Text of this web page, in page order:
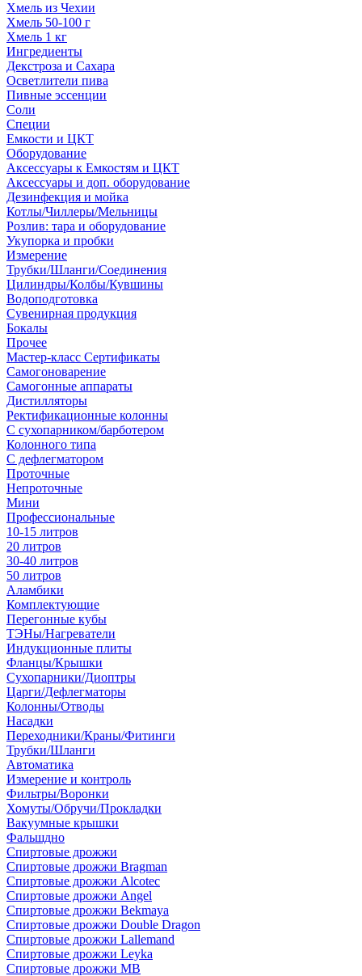
Хмель из Чехии
Хмель 50-100 г
Хмель 1 кг
Ингредиенты
Декстроза и Сахара
Осветлители пива
Пивные эссенции
Соли
Специи
Емкости и ЦКТ
Оборудование
Аксессуары к Емкостям и ЦКТ
Аксессуары и доп. оборудование
Дезинфекция и мойка
Котлы/Чиллеры/Мельницы
Розлив: тара и оборудование
Укупорка и пробки
Измерение
Трубки/Шланги/Соединения
Цилиндры/Колбы/Кувшины
Водоподготовка
Сувенирная продукция
Бокалы
Прочее
Мастер-класс Сертификаты
Самогоноварение
Самогонные аппараты
Дистилляторы
Ректификационные колонны
С сухопарником/барботером
Колонного типа
С дефлегматором
Проточные
Непроточные
Мини
Профессиональные
10-15 литров
20 литров
30-40 литров
50 литров
Аламбики
Комплектующие
Перегонные кубы
ТЭНы/Нагреватели
Индукционные плиты
Фланцы/Крышки
Сухопарники/Диоптры
Царги/Дефлегматоры
Колонны/Отводы
Насадки
Переходники/Краны/Фитинги
Трубки/Шланги
Автоматика
Измерение и контроль
Фильтры/Воронки
Хомуты/Обручи/Прокладки
Вакуумные крышки
Фальшдно
Спиртовые дрожжи
Спиртовые дрожжи Bragman
Спиртовые дрожжи Alcotec
Спиртовые дрожжи Angel
Спиртовые дрожжи Bekmaya
Спиртовые дрожжи Double Dragon
Спиртовые дрожжи Lallemand
Спиртовые дрожжи Leyka
Спиртовые дрожжи MB